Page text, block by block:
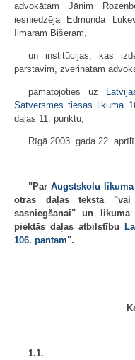
advokātam Jānim
iesniedzēja Edmunda
Ilmāram Bišeram,
un institūcijas, kas
pārstāvim, zvērinātam
pamatojoties uz
Satversmes tiesas likuma
daļas 11. punktu,
Rīgā 2003. gada 22.
"ParAugstskolu likuma
otrās daļas teksta
sasniegšanai" un
piektās daļas atbilstību
106. pantam".
1.1.